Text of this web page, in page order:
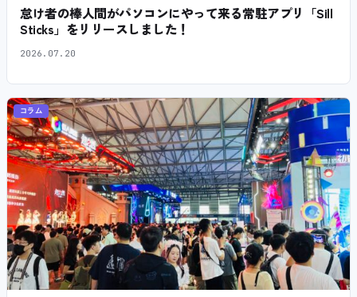
怠け者の棒人間がパソコンにやって来る常駐アプリ「Sill
Sticks」をリリースしました！
2026.07.20
コラム